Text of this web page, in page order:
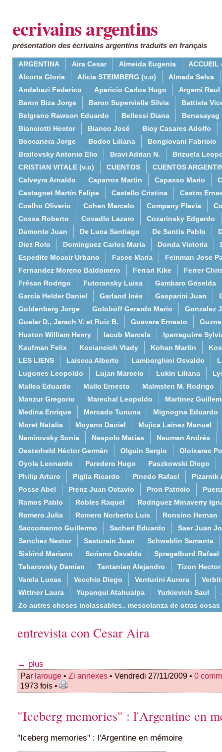
ecrivains argentins
présentation des écrivains argentins traduits en français
ARGENTINA Aira Cesar Almeida Eugenia
ACCUEIL
Alcorta Gloria
Alicia STEIMBERG (v.o)
Almada Selva
Andahazi Federico
Aparicio Carlos Hugo
Argemi Raul
Baron Biza Jorge
Baron Supervielle Silvia
Battista
Belgrano Rawson Eduardo
Bellessi Diana
Benasayag
Bianciotti Hector
Bianco José
Bioy Casares Adolfo
Boccanera Jorge
Bodoc Liliana
Bongiovani Fabricio
Brailovsky Antonio Elio
Bravi Adrian N.
Brizuela
CRISTIAN VITALE (v.o)
CUENTOS
CUENTOS
Calveyra Arnaldo
Caparros Martin Capasso Mario
Castagnet Martín Felipe
Castello Cristina
Castro
Coelho Oliverio
Cohen Marcelo Company Flavia
Cossa Roberto
Covadlo Lazaro
Cozarinsky Edgardo
Damonte Juan
De Luca Santiago De Santis Pablo
Diez Rolo
Dominguez Carlos Maria Donda Victoria
Espedite Moacir Urbano
Fasce Maria
Feinman Jose
Fernandez Moreno Baldomero
Ferrari Kike
Ferrer
Frésan Rodrigo
Futoransky Luisa
Gambaro Griselda
García Helder Daniel
Garland Inés Gasparini Juan
Goldenberg Jorge
Goloboff Gerardo Mario
Gonzalez
Guelar D., Jarach V. et Ruiz B.
Guevara Ernesto
Huston William Henry
Iacub Marcela
Iparraguirre
Kaufman Felix
Kociancich Vlady Kohan Martin
LES LIENS
Laiseca Alberto Lamborghini Osvaldo
Lugones Leopoldo
Lujan Marcelo Lukin Liliana
Mallea Eduardo
Mallo Ernesto
Malmsten M. Rodrigo
Manzur Gregorio
Marechal Leopoldo
Martinez
Medina Enrique
Mercado Tununa
Mignogna Eduardo
Moret Natalia
Moyano Daniel
Mujica Lainez Manuel
Nemirovsky Sonia
Nespolo Matias
Neuman Andrés
Oesterheld Héctor Germán
Olguin Sergio
Oloixarac
Oyola Leonardo
Paredero Hugo
Paszkowski Diego
Philip Arturo
Piglia Ricardo Pinedo Rafael
Pizarnik
Posse Abel
Prenz Juan Octavio Pron Patricio
Ramos Pablo
Robles Raquel
Rodriguez Minaverry
Romero Julia
Romero Norberto Luis
Ronsino Hernan
Saccomanno Guillermo
Sacheri Eduardo
Saer Juan
Sanchez Nestor
Sasturain Juan
Schweblin Samanta
Siskind Mariano
Soriano Osvaldo
Spregelburd Rafael
Tabarovsky Damian
Tantanian Alejandro
Tizon Hector
Varela Lucas
Vecchio Diego Venturini Aurora
Wittner Laura
Yupanqui Atahualpa Yurkievich Saul
Zo autres choses inclassables.. mescolanza de otras cosas
entrevista con Cesar Aira
→ plus
Par larouge • Zi annexes • Vendredi 27/11/2009 • 0
1973 fois •
"Iceberg memories" : l'Argentine en
"Iceberg memories" : l'Argentine en mémoire